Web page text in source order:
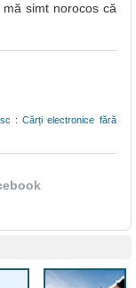
simt norocos că
: Cărți electronice fără